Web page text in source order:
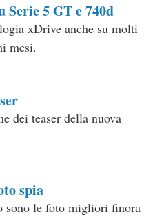
Serie 5 GT e 740d
xDrive anche su molti
mesi.
dei teaser della nuova
spia
sono le foto migliori finora